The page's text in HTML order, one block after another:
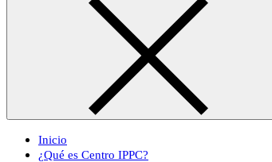
Inicio
¿Qué es Centro IPPC?